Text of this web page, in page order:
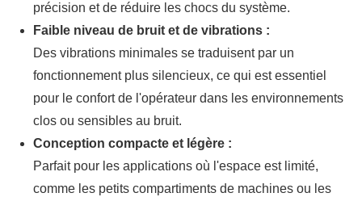
précision et de réduire les chocs du système.
Faible niveau de bruit et de vibrations :
Des vibrations minimales se traduisent par un
fonctionnement plus silencieux, ce qui est essentiel
pour le confort de l'opérateur dans les environnements
clos ou sensibles au bruit.
Conception compacte et légère :
Parfait pour les applications où l'espace est limité,
comme les petits compartiments de machines ou les